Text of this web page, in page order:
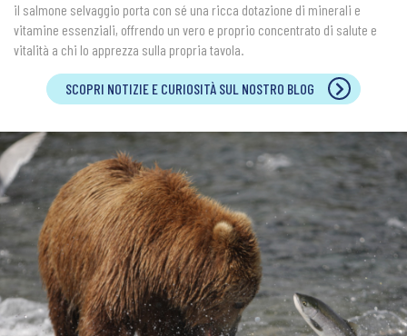
il salmone selvaggio porta con sé una ricca dotazione di minerali e
vitamine essenziali, offrendo un vero e proprio concentrato di salute e
vitalità a chi lo apprezza sulla propria tavola.
SCOPRI NOTIZIE E CURIOSITÀ SUL NOSTRO BLOG